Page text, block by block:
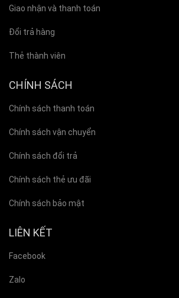
Giao nhận và thanh toán
Đổi trả hàng
Thẻ thành viên
CHÍNH SÁCH
Chính sách thanh toán
Chính sách vận chuyển
Chính sách đổi trả
Chính sách thẻ ưu đãi
Chính sách bảo mật
LIÊN KẾT
Facebook
Zalo